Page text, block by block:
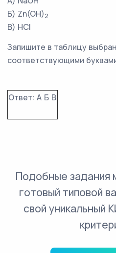
Б) Zn(OH)2
В) HCl
Запишите в таблицу
соответствующими
Ответ: А Б В
Подобные задания
готовый типовой
свой уникальный